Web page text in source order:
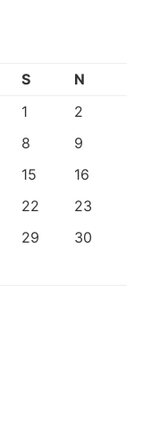
S
N
1
2
8
9
15
16
22
23
29
30